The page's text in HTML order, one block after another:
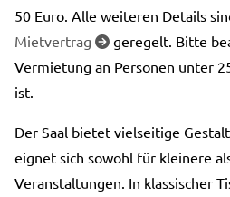
50 Euro. Alle weiteren Details
Mietvertrag  geregelt. Bitte
Vermietung an Personen unter
ist.
Der Saal bietet vielseitige
eignet sich sowohl für kleinere
Veranstaltungen. In klassischer